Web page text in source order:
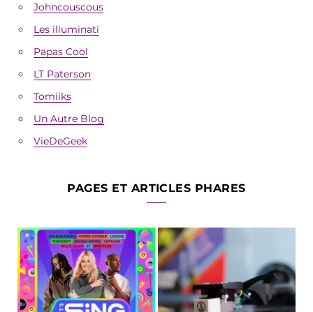
Johncouscous
Les illuminati
Papas Cool
LT Paterson
Tomiiks
Un Autre Blog
VieDeGeek
PAGES ET ARTICLES PHARES